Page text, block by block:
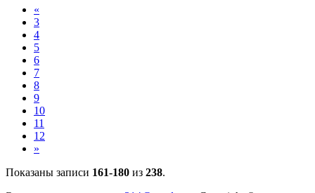
«
3
4
5
6
7
8
9
10
11
12
»
Показаны записи 161-180 из 238.